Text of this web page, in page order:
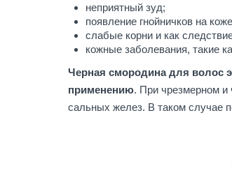
неприятный зуд;
появление гнойничков на
слабые корни и как
кожные заболевания, такие
Черная смородина для волос
применению. При чрезмерном и
сальных желез. В таком случае